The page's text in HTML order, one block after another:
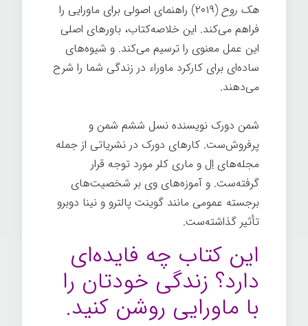
هک روح
(۲۰۱۹) راهنمای اصولی برای ماورایی را
فراهم می‌کند. این خلاصه‌کتاب، باورهای اصلی
این عمل معنوی را ترسیم می‌کند. و شیوه‌های
ساده‌ای برای کارکرد ماوراء در زندگی شما را شرح
می‌دهند.
شمن دورک نویسنده نسل ششم شمن و
پرفروش‌ست. کارهای دورک در نشریاتی از جمله
مجله‌های اِل و ماری کلر مورد توجه قرار
گرفته‌ست. و آموزه‌های وی بر شخصیت‌های
برجسته عمومی مانند گوینت پالترو و نینا دوبرو
تأثیر گذاشته‌ست.
این کتاب چه فایده‌ای
دارد؟ زندگی خودتان را
با ماورایی روشن کنید.